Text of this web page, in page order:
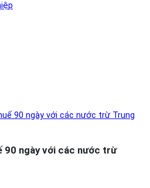
90 ngày với các nước trừ Trung
90 ngày với các nước trừ